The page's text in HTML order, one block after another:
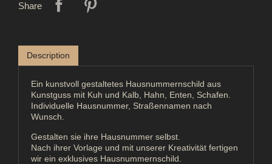
Share
Description
Ein kunstvoll gestaltetes Hausnummernschild aus
Kunstguss mit Kuh und Kalb, Hahn, Enten, Schafen.
Individuelle Hausnummer, Straßennamen nach
Wunsch.
Gestalten sie ihre Hausnummer selbst.
Nach ihrer Vorlage und mit unserer Kreativität fertigen
wir ein exklusives Hausnummernschild.